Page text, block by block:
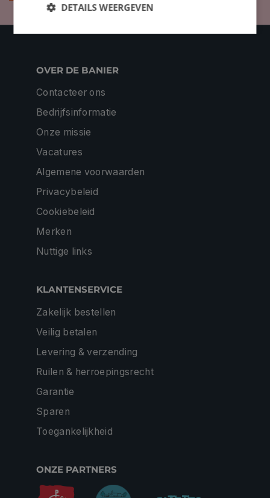
OVER DE BANIER
Contacteer ons
Bedrijfsinformatie
Onze missie
Vacatures
Algemene voorwaarden
Privacybeleid
Cookiebeleid
Merken
Nuttige links
KLANTENSERVICE
Zakelijk bestellen
Veilig betalen
Levering & verzending
Ruilen & herroepingsrecht
Garantie
Sparen
Toegankelijkheid
ONZE PARTNERS
DETAILS WEERGEVEN